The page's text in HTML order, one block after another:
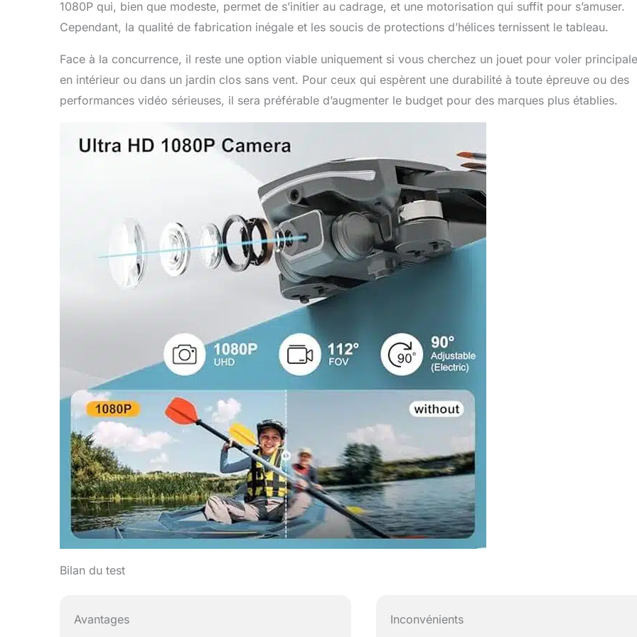
1080P qui, bien que modeste, permet de s’initier au cadrage, et une motorisation qui suffit pour s’amuser.
Cependant, la qualité de fabrication inégale et les soucis de protections d’hélices ternissent le tableau.
Face à la concurrence, il reste une option viable uniquement si vous cherchez un jouet pour voler
en intérieur ou dans un jardin clos sans vent. Pour ceux qui espèrent une durabilité à toute épreuve ou des
performances vidéo sérieuses, il sera préférable d’augmenter le budget pour des marques plus établies.
Bilan du test
Avantages Inconvénients